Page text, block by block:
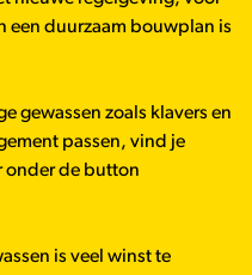
een duurzaam bouwplan is
gewassen zoals klavers en
passen, vind je
onder de button
is veel winst te